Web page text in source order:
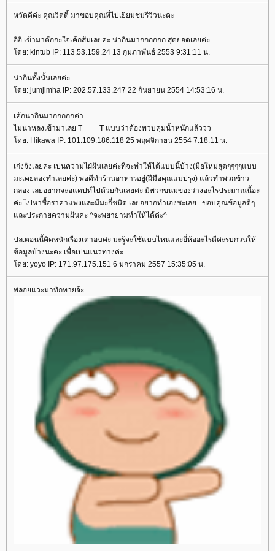
หวัดดีค่ะ คุณวิตตี้ มาขอบคุณที่ไปเยี่ยมชมรีวิวนะคะ
อิอิ เข้ามาต๊กกะใจเค้กส้มเลยค่ะ น่ากินมากกกกกก สุดยอดเลยค่ะ
ดย: kintub IP: 113.53.159.24 13 กุมภาพันธ์ 2553 9:31:11 น.
น่ากินทั้งนั้นเลยค่ะ
ดย: jumjimha IP: 202.57.133.247 22 กันยายน 2554 14:53:16 น.
เค้กน่ากินมากกกกกค่า
ไม่น่าหลงเข้ามาเลย T____T แบบว่าต้องพวบคุมน้ำหนักแล้ววว
ดย: Hikawa IP: 101.109.186.118 25 พฤศจิกายน 2554 7:18:11 น.
เก่งจังเลยค่ะ เปนความไฝ่ฝันเลยค่ะที่จะทำให้ได้แบบนี้บ้าง(มือใหม่สุดๆๆๆๆแบบ
มะเคยลองทำเลยค่ะ) พอดีทำร้านอาหารอยู่(ฝีมือคุณแม่ปรุง) แล้วทำพวกข้าว
กล่อง เลยอยากจะอแดปท์ไปด้วยกันเลยค่ะ มีพวกขนมของว่างอะไรประมาณนี้อะ
ค่ะ ไปหาซื้อราคาแพงและมีมะกี่ชนิด เลยอยากทำเองซะเลย...ขอบคุณข้อมูลดีๆ
ละประกายความฝันค่ะ ^จะพยายามทำให้ได้ค่ะ^
ปล.ตอนนี้คิดหนักเรื่องเตาอบค่ะ มะรู้จะใช้แบบไหนและยี่ห้ออะไรดีค่ะรบกวนให้
ข้อมูลบ้างนะคะ เพื่อเปนแนวทางค่ะ
ดย: yoyo IP: 171.97.175.151 6 มกราคม 2557 15:35:05 น.
พลอยแวะมาทักทายจ้ะ